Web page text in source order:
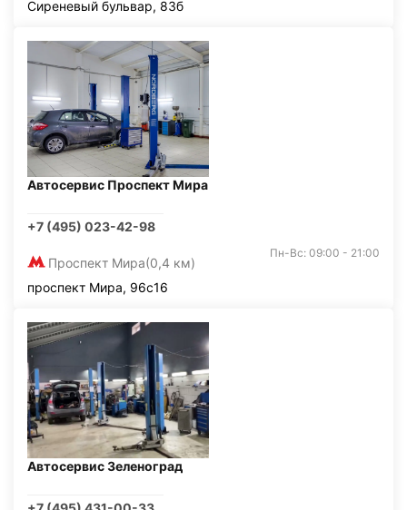
Сиреневый бульвар, 83б
Автосервис Проспект Мира
+7 (495) 023-42-98
Проспект Мира(0,4 км)
Пн-Вс: 09:00 - 21:00
проспект Мира, 96с16
Автосервис Зеленоград